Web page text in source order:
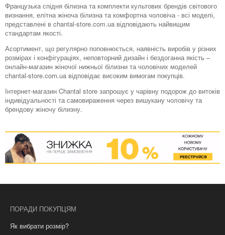
Французька спідня білизна та комплекти культових брендів світового
визнання, елітна жіноча білизна та комфортна чоловіча - всі моделі,
представлені в chantal-store.com.ua відповідають найвищим
стандартам якості.
Асортимент, що регулярно поповнюється, наявність виробів у різних
розмірах і конфігураціях, неповторний дизайн і бездоганна якість –
онлайн-магазин жіночої нижньої білизни та чоловічих моделей
chantal-store.com.ua відповідає високим вимогам покупців.
Інтернет-магазин Chantal store запрошує у чарівну подорож до витоків
індивідуальності та самовираження через вишукану чоловічу та
брендову жіночу білизну.
ПОРАДИ ПОКУПЦЯМ
Як вибрати розмір?